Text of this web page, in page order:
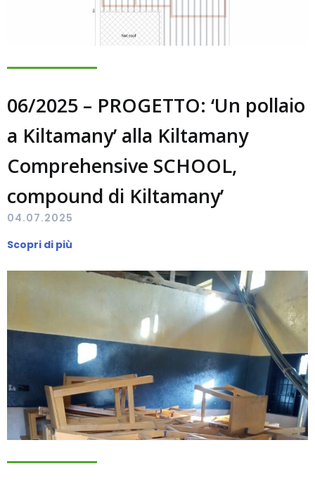
06/2025 – PROGETTO: ‘Un pollaio
a Kiltamany’ alla Kiltamany
Comprehensive SCHOOL,
compound di Kiltamany’
04.07.2025
Scopri di più